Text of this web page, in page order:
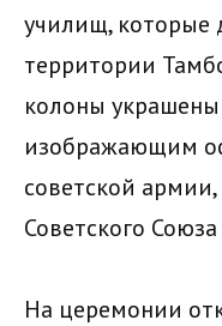
училищ, которые
территории
колоны
изображающим
советской
Советского
На церемонии